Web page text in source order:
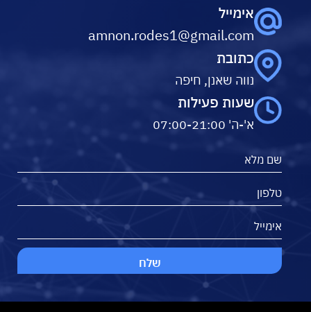
אימייל
amnon.rodes1@gmail.com
כתובת
נווה שאנן, חיפה
שעות פעילות
א'-ה' 07:00-21:00